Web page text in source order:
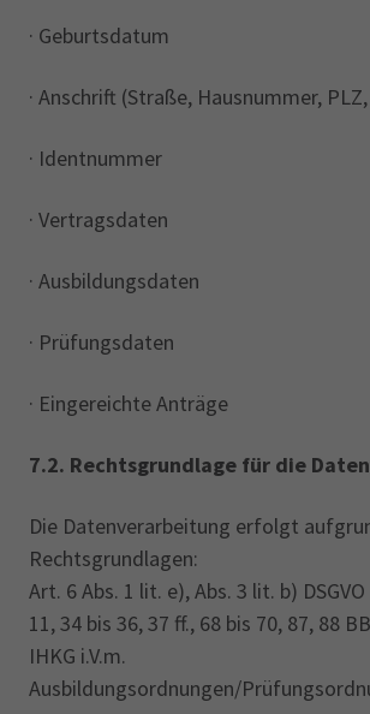
· Geburtsdatum
· Anschrift (Straße, Hausnummer,
· Identnummer
· Vertragsdaten
· Ausbildungsdaten
· Prüfungsdaten
· Eingereichte Anträge
7.2. Rechtsgrundlage für die
Die Datenverarbeitung erfolgt
Rechtsgrundlagen:
Art. 6 Abs. 1 lit. e), Abs. ‎‎3 lit. b) DSGVO
11, 34 bis 36, 37 ff., 68 bis 70, 87, 88
IHKG i.V.m.
Ausbildungsordnungen/